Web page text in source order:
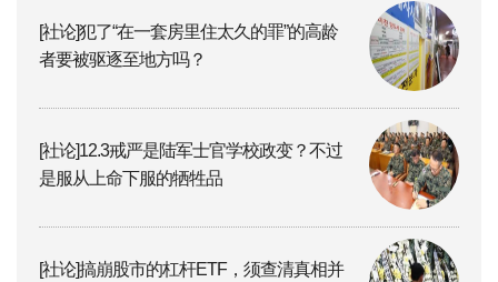
[社论]犯了“在一套房里住太久的罪”的高龄
者要被驱逐至地方吗？
[社论]12.3戒严是陆军士官学校政变？不过
是服从上命下服的牺牲品
[社论]搞崩股市的杠杆ETF，须查清真相并